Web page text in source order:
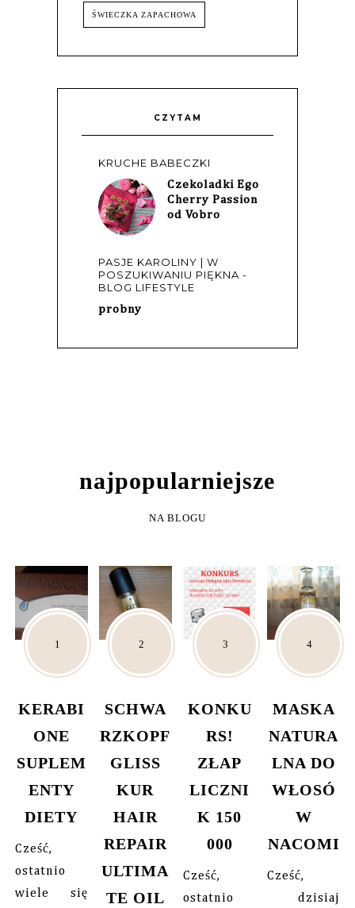
ŚWIECZKA ZAPACHOWA
CZYTAM
KRUCHE BABECZKI
Czekoladki Ego
Cherry Passion
od Vobro
PASJE KAROLINY | W
POSZUKIWANIU PIĘKNA -
BLOG LIFESTYLE
probny
NAJPOPULARNIEJSZE
NA BLOGU
KERABI
ONE
SUPLEM
ENTY
DIETY
Cześć,
ostatnio
wiele się
SCHWA
RZKOPF
GLISS
KUR
HAIR
REPAIR
ULTIMA
TE OIL
KONKU
RS!
ZŁAP
LICZNI
K 150
000
Cześć,
ostatnio
MASKA
NATURA
LNA DO
WŁOSÓ
W
NACOMI
Cześć,
dzisiaj